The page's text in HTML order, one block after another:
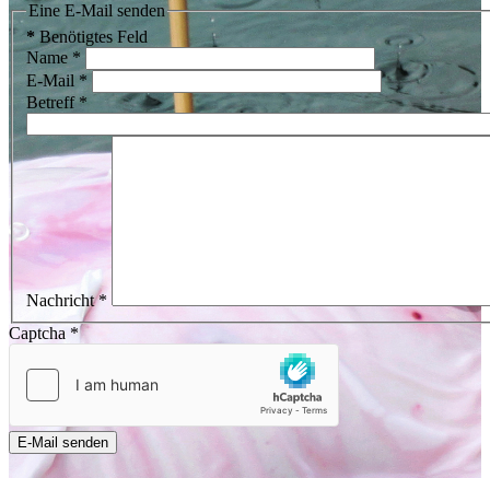
Eine E-Mail senden
*Benötigtes Feld
Name *
E-Mail *
Betreff*
Nachricht*
Captcha *
E-Mail senden